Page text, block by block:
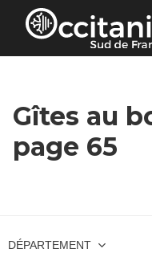
Panneau de gestion des
Gîtes au
page 65
DÉPARTEMENT